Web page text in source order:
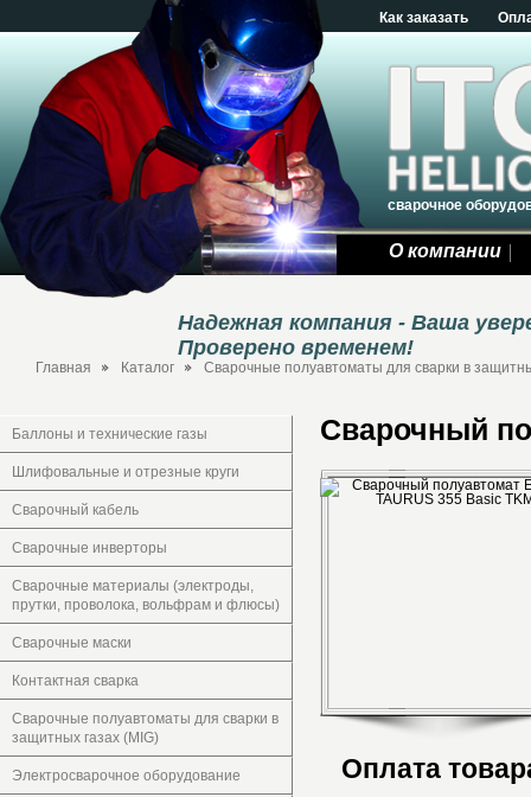
Как заказать
сварочное
О компании
Надежная компания - Ваша
Проверено временем!
Главная Каталог Сварочные полуавтоматы для сварки в
Баллоны и технические газы
Шлифовальные и отрезные круги
Сварочный кабель
Сварочные инверторы
Сварочные материалы (электроды,
прутки, проволока, вольфрам и флюсы)
Сварочные маски
Контактная сварка
Сварочные полуавтоматы для сварки в
защитных газах (MIG)
Электросварочное оборудование
Сварочный
Оплата